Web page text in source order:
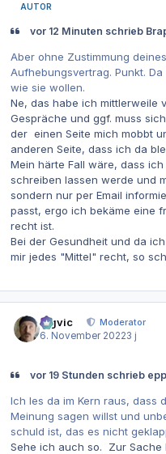
AUTOR
vor 12 Minuten schrieb
Aber ohne Zustimmung
Aufhebungsvertrag. Punkt.
wie sie wollen.
Ne, das habe ich mittlerweile
Gespräche und ggf. muss
der einen Seite mich mobbt
anderen Seite, dass ich da
Mein härte Fall wäre, dass
schreiben lassen werde und
sondern nur per Email
passt, ergo ich bekäme eine
recht ist.
Bei der Gesundheit und da
mir jedes "Mittel" recht, so
bigvic
Moderator
6. November 20223 j
vor 19 Stunden schrieb
Ich les da im Kern raus, dass
Meinung sagen willst und
schuld ist, das es nicht
Sehe ich auch so. Zur